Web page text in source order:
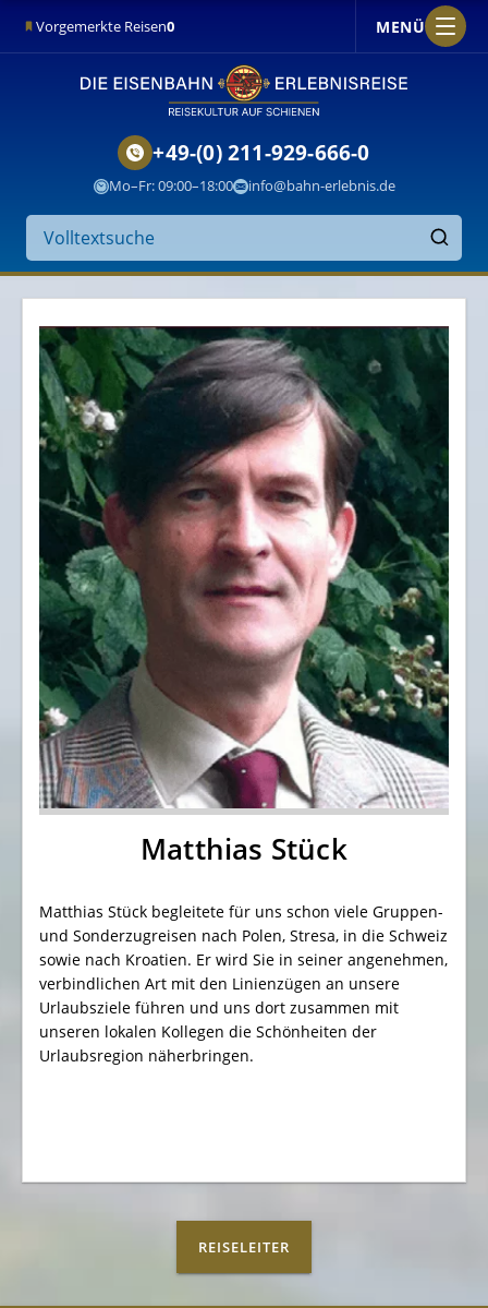
Vorgemerkte Reisen0 MENÜ
Suche
auf
der
Website
Finden
+49-(0) 211-929-666-0
Mo–Fr: 09:00–18:00 info@bahn-erlebnis.de
Matthias Stück
Matthias Stück begleitete für uns schon viele Gruppen-
und Sonderzugreisen nach Polen, Stresa, in die Schweiz
sowie nach Kroatien. Er wird Sie in seiner angenehmen,
verbindlichen Art mit den Linienzügen an unsere
Urlaubsziele führen und uns dort zusammen mit
unseren lokalen Kollegen die Schönheiten der
Urlaubsregion näherbringen.
REISELEITER